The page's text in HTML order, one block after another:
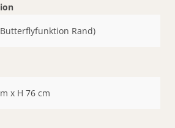
Rand)
x H 76 cm